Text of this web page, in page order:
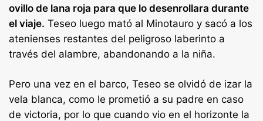
ovillo de lana roja para que lo desenrollara durante
el viaje. Teseo luego mató al Minotauro y sacó a los
atenienses restantes del peligroso laberinto a
través del alambre, abandonando a la niña.
Pero una vez en el barco, Teseo se olvidó de izar la
vela blanca, como le prometió a su padre en caso
de victoria, por lo que cuando vio en el horizonte la